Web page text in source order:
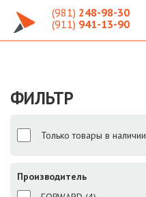
(981) 248-98-30
(911) 941-13-90
ФИЛЬТР
Только товары в наличии
Производитель